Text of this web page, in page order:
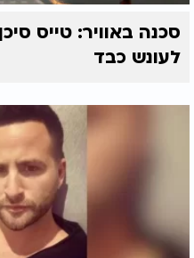
לעונש כבד